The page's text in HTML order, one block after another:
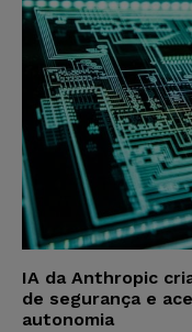
IA da Anthropic
de segurança e
autonomia